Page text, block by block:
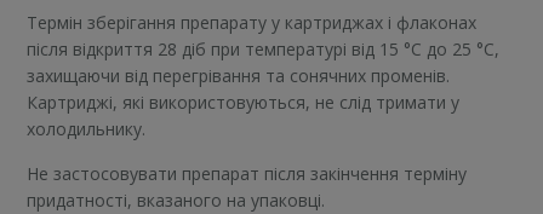
Термін зберігання препарату у картриджах і флаконах
після відкриття 28 діб при температурі від 15 °С до 25 °С,
захищаючи від перегрівання та сонячних променів.
Картриджі, які використовуються, не слід тримати у
холодильнику.
Не застосовувати препарат після закінчення терміну
придатності, вказаного на упаковці.